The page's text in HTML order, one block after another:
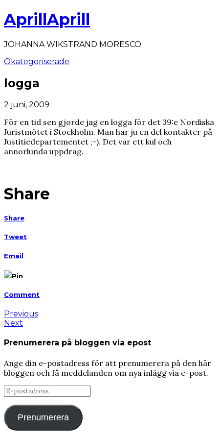
AprillAprill
JOHANNA WIKSTRAND MORESCO
Okategoriserade
logga
2 juni, 2009
För en tid sen gjorde jag en logga för det 39:e Nordiska
Juristmötet i Stockholm. Man har ju en del kontakter på
Justitiedepartementet ;-). Det var ett kul och
annorlunda uppdrag.
Share
Share
Tweet
Email
Pin
Comment
Previous
Next
Prenumerera på bloggen via epost
Ange din e-postadress för att prenumerera på den här
bloggen och få meddelanden om nya inlägg via e-post.
E-
postadress
Prenumerera